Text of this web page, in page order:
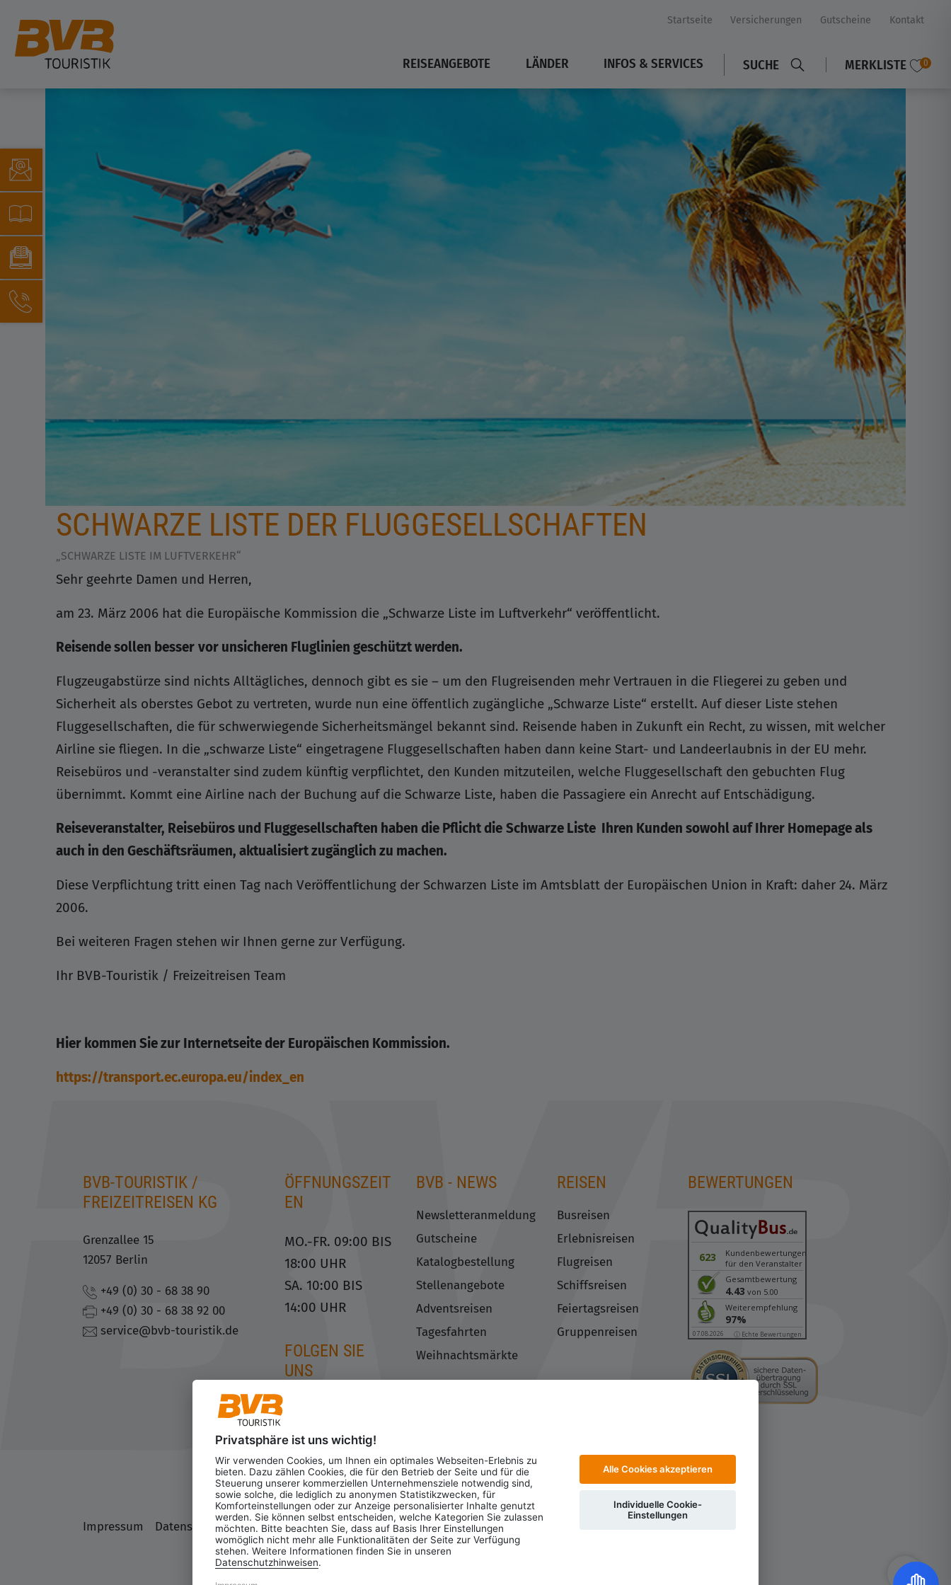
Startseite Versicherungen Gutscheine Kontakt
REISEANGEBOTE LÄNDER INFOS & SERVICES SUCHE MERKLISTE 0
SCHWARZE LISTE DER FLUGGESELLSCHAFTEN
„SCHWARZE LISTE IM LUFTVERKEHR“
Sehr geehrte Damen und Herren,
am 23. März 2006 hat die Europäische Kommission die „Schwarze Liste im Luftverkehr“ veröffentlicht.
Reisende sollen besser vor unsicheren Fluglinien geschützt werden.
Flugzeugabstürze sind nichts Alltägliches, dennoch gibt es sie – um den Flugreisenden mehr Vertrauen in die Fliegerei zu geben und
Sicherheit als oberstes Gebot zu vertreten, wurde nun eine öffentlich zugängliche „Schwarze Liste“ erstellt. Auf dieser Liste stehen
Fluggesellschaften, die für schwerwiegende Sicherheitsmängel bekannt sind. Reisende haben in Zukunft ein Recht, zu wissen, mit welcher
Airline sie fliegen. In die „schwarze Liste“ eingetragene Fluggesellschaften haben dann keine Start- und Landeerlaubnis in der EU mehr.
Reisebüros und -veranstalter sind zudem künftig verpflichtet, den Kunden mitzuteilen, welche Fluggesellschaft den gebuchten Flug
übernimmt. Kommt eine Airline nach der Buchung auf die Schwarze Liste, haben die Passagiere ein Anrecht auf Entschädigung.
Reiseveranstalter, Reisebüros und Fluggesellschaften haben die Pflicht die Schwarze Liste Ihren Kunden sowohl auf Ihrer Homepage als
auch in den Geschäftsräumen, aktualisiert zugänglich zu machen.
Diese Verpflichtung tritt einen Tag nach Veröffentlichung der Schwarzen Liste im Amtsblatt der Europäischen Union in Kraft: daher 24. März
2006.
Bei weiteren Fragen stehen wir Ihnen gerne zur Verfügung.
Ihr BVB-Touristik / Freizeitreisen Team
Hier kommen Sie zur Internetseite der Europäischen Kommission.
https://transport.ec.europa.eu/index_en
BVB-TOURISTIK /
FREIZEITREISEN KG
Grenzallee 15
12057 Berlin
+49 (0) 30 - 68 38 90
+49 (0) 30 - 68 38 92 00
service@bvb-touristik.de
ÖFFNUNGSZEIT
EN
MO.-FR. 09:00 BIS
18:00 UHR
SA. 10:00 BIS
14:00 UHR
FOLGEN SIE
UNS
BVB - NEWS
Newsletteranmeldung
Gutscheine
Katalogbestellung
Stellenangebote
Adventsreisen
Tagesfahrten
Weihnachtsmärkte
REISEN
Busreisen
Erlebnisreisen
Flugreisen
Schiffsreisen
Feiertagsreisen
Gruppenreisen
BEWERTUNGEN
623
Kundenbewertungen
für den Veranstalter
Gesamtbewertung
4.43 von 5.00
Weiterempfehlung
97%
07.08.2026 ⓘ Echte Bewertungen
Impressum Datenschutz AGB Datenschutzerklärung Cookie-Einstellungen ändern
Privatsphäre ist uns wichtig!
Wir verwenden Cookies, um Ihnen ein optimales Webseiten-Erlebnis zu
bieten. Dazu zählen Cookies, die für den Betrieb der Seite und für die
Steuerung unserer kommerziellen Unternehmensziele notwendig sind,
sowie solche, die lediglich zu anonymen Statistikzwecken, für
Komforteinstellungen oder zur Anzeige personalisierter Inhalte genutzt
werden. Sie können selbst entscheiden, welche Kategorien Sie zulassen
möchten. Bitte beachten Sie, dass auf Basis Ihrer Einstellungen
womöglich nicht mehr alle Funktionalitäten der Seite zur Verfügung
stehen. Weitere Informationen finden Sie in unseren
Datenschutzhinweisen.
Alle Cookies akzeptieren
Individuelle Cookie-
Einstellungen